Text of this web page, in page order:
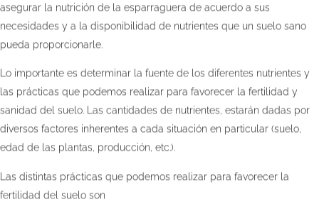
asegurar la nutrición de la esparraguera de acuerdo a sus
necesidades y a la disponibilidad de nutrientes que un suelo sano
pueda proporcionarle.
Lo importante es determinar la fuente de los diferentes nutrientes y
las prácticas que podemos realizar para favorecer la fertilidad y
sanidad del suelo. Las cantidades de nutrientes, estarán dadas por
diversos factores inherentes a cada situación en particular (suelo,
edad de las plantas, producción, etc.).
Las distintas prácticas que podemos realizar para favorecer la
fertilidad del suelo son